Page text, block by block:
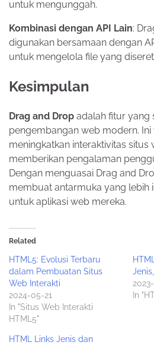
untuk mengunggah.
Kombinasi dengan API Lain:
digunakan bersamaan dengan
untuk mengelola file yang
Kesimpulan
Drag and Drop adalah fitur yang
pengembangan web modern. Ini
meningkatkan interaktivitas situs
memberikan pengalaman
Dengan menguasai Drag and
membuat antarmuka yang lebih
untuk aplikasi web mereka.
Related
HTML5: Evolusi Terbaru
dalam Pembuatan Situs
Web Interakti
2024-05-21
In "Situs Web Interakti
HTML5"
In
HTML Links Jenis dan